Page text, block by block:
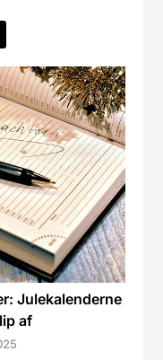
Julekalenderne
af